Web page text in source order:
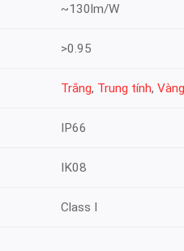
~130lm/W
>0.95
Trắng, Trung tính, Vàng
IP66
IK08
Class I